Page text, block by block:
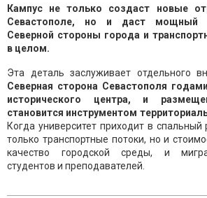
Кампус не только создаст новые
Севастополе, но и даст мощный
Северной стороны города и
в целом.
Эта деталь заслуживает отдельного
Северная сторона Севастополя
исторического центра, и
становится инструментом
Когда университет приходит в спальный
только транспортные потоки, но и
качество городской среды, и
студентов и преподавателей.